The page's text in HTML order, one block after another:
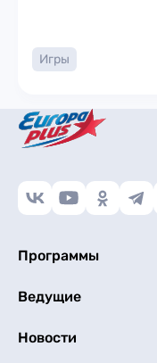
Игры
Программы
Ведущие
Новости